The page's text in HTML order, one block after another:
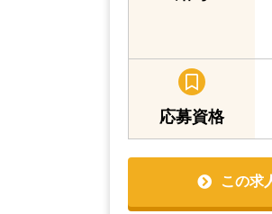
給与